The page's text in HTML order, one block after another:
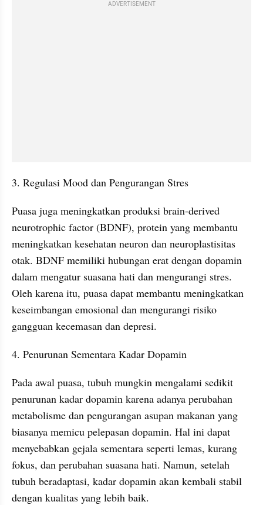
ADVERTISEMENT
3. Regulasi Mood dan Pengurangan Stres
Puasa juga meningkatkan produksi brain-derived
neurotrophic factor (BDNF), protein yang membantu
meningkatkan kesehatan neuron dan neuroplastisitas
otak. BDNF memiliki hubungan erat dengan dopamin
dalam mengatur suasana hati dan mengurangi stres.
Oleh karena itu, puasa dapat membantu meningkatkan
keseimbangan emosional dan mengurangi risiko
gangguan kecemasan dan depresi.
4. Penurunan Sementara Kadar Dopamin
Pada awal puasa, tubuh mungkin mengalami sedikit
penurunan kadar dopamin karena adanya perubahan
metabolisme dan pengurangan asupan makanan yang
biasanya memicu pelepasan dopamin. Hal ini dapat
menyebabkan gejala sementara seperti lemas, kurang
fokus, dan perubahan suasana hati. Namun, setelah
tubuh beradaptasi, kadar dopamin akan kembali stabil
dengan kualitas yang lebih baik.